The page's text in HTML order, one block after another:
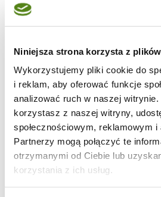
Niniejsza strona korzysta z
Wykorzystujemy pliki cookie do
i reklam, aby oferować funkcje
analizować ruch w naszej
korzystasz z naszej witryny,
społecznościowym, reklamowym i
Partnerzy mogą połączyć te
otrzymanymi od Ciebie lub
korzystania z ich usług.
27
71